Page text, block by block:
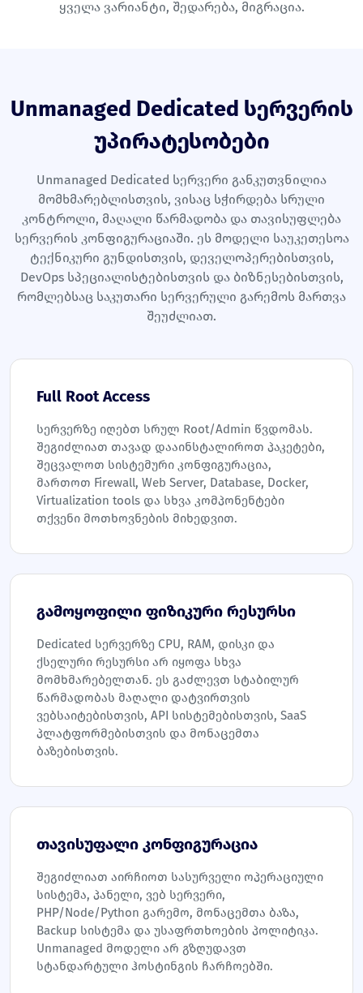
ყველა ვარიანტი, შედარება, მიგრაცია.
Unmanaged Dedicated სერვერის
უპირატესობები
Unmanaged Dedicated სერვერი განკუთვნილია
მომხმარებლისთვის, ვისაც სჭირდება სრული
კონტროლი, მაღალი წარმადობა და თავისუფლება
სერვერის კონფიგურაციაში. ეს მოდელი საუკეთესოა
ტექნიკური გუნდისთვის, დეველოპერებისთვის,
DevOps სპეციალისტებისთვის და ბიზნესებისთვის,
რომლებსაც საკუთარი სერვერული გარემოს მართვა
შეუძლიათ.
Full Root Access
სერვერზე იღებთ სრულ Root/Admin წვდომას.
შეგიძლიათ თავად დააინსტალიროთ პაკეტები,
შეცვალოთ სისტემური კონფიგურაცია,
მართოთ Firewall, Web Server, Database, Docker,
Virtualization tools და სხვა კომპონენტები
თქვენი მოთხოვნების მიხედვით.
გამოყოფილი ფიზიკური რესურსი
Dedicated სერვერზე CPU, RAM, დისკი და
ქსელური რესურსი არ იყოფა სხვა
მომხმარებელთან. ეს გაძლევთ სტაბილურ
წარმადობას მაღალი დატვირთვის
ვებსაიტებისთვის, API სისტემებისთვის, SaaS
პლატფორმებისთვის და მონაცემთა
ბაზებისთვის.
თავისუფალი კონფიგურაცია
შეგიძლიათ აირჩიოთ სასურველი ოპერაციული
სისტემა, პანელი, ვებ სერვერი,
PHP/Node/Python გარემო, მონაცემთა ბაზა,
Backup სისტემა და უსაფრთხოების პოლიტიკა.
Unmanaged მოდელი არ გზღუდავთ
სტანდარტული ჰოსტინგის ჩარჩოებში.